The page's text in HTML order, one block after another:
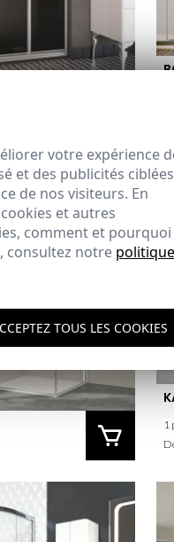
1
votre expérience
et des publicités
de nos visiteurs. En
et autres
comment et pourquoi
consultez notre politique
TOUS LES COOKIES